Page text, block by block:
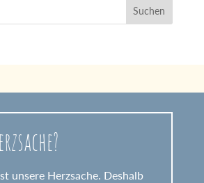
unsere Herzsache. Deshalb